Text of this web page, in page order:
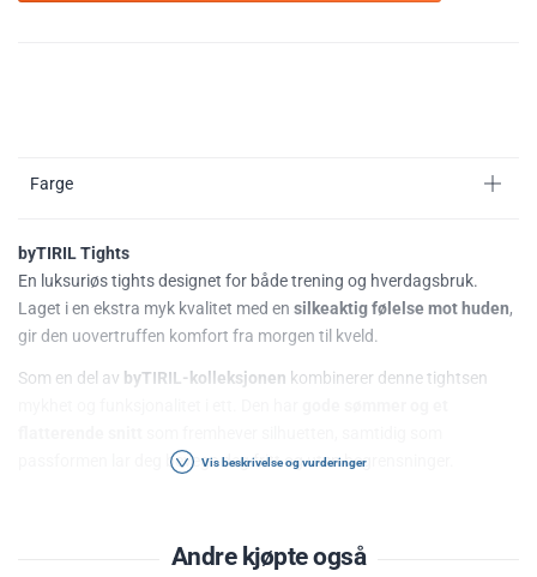
Farge
byTIRIL Tights
En luksuriøs tights designet for både trening og hverdagsbruk.
Laget i en ekstra myk kvalitet med en silkeaktig følelse mot huden,
gir den uovertruffen komfort fra morgen til kveld.
Som en del av byTIRIL-kolleksjonen kombinerer denne tightsen
passformen lar deg bevege deg fritt og uten begrensninger.
Vis beskrivelse og vurderinger
Andre kjøpte også